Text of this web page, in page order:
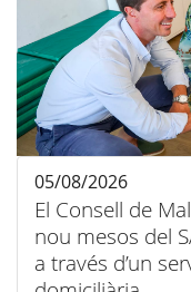
El Consell de
nou mesos del
a través d’un
05/08/2026